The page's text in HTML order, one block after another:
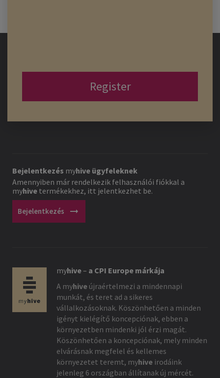
Register
Bejelentkezés myhive ügyfeleknek
Amennyiben már rendelkezik felhasználói fiókkal a
myhive termékekhez, itt jelentkezhet be.
Bejelentkezés arrow_right_alt
myhive– a CPI Europe márkája
A myhive újraértelmezi a mindennapi
munkát, és teret ad a sikeres
vállalkozásoknak. Köszönhetően a minden
igényt kielégítő koncepciónak, ebben a
környezetben mindenki jól érzi magát.
Köszönhetően a koncepciónak, mely minden
elvárásnak megfelel és kellemes
környezetet teremt, myhive irodáink
jelenleg 6 országban állítanak új mércét.